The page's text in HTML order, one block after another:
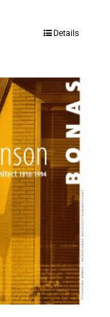
Details